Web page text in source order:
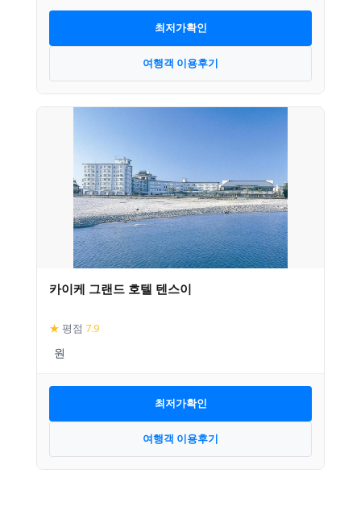
최저가확인
여행객 이용후기
카이케 그랜드 호텔 텐스이
★ 평점 7.9
최저가확인
여행객 이용후기